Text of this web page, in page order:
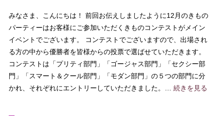
みなさま、こんにちは！ 前回お伝えしましたように12月のきもの
パーティーはお客様にご参加いただくきものコンテストがメイン
イベントでございます。 コンテストでございますので、出場され
る方の中から優勝者を皆様からの投票で選ばせていただきます。
コンテストは「プリティ部門」「ゴージャス部門」「セクシー部
門」「スマート＆クール部門」「モダン部門」の５つの部門に分
かれ、それぞれにエントリーしていただきました。… 続きを見る